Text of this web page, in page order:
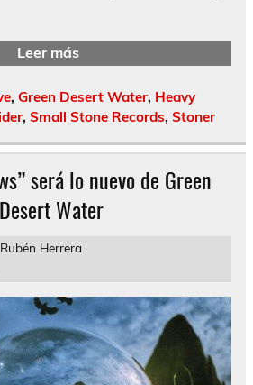
Leer más
, Green Desert Water, Heavy
, Small Stone Records, Stoner
será lo nuevo de Green
Desert Water
Rubén Herrera